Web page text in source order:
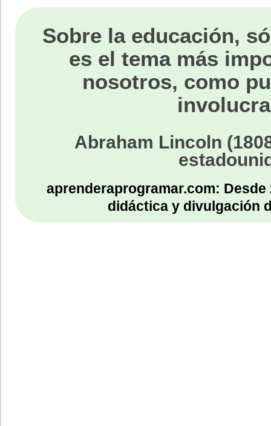
Sobre la educación,
es el tema más
nosotros, como
Abraham Lincoln
aprenderaprogramar.com:
didáctica y divulgación